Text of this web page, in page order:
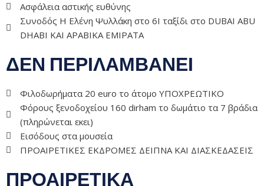
Ασφάλεια αστικής ευθύνης
Συνοδός Η Ελένη Ψυλλάκη στο 6I ταξίδι στο DUBAI ABU
DHAΒΙ ΚΑΙ ΑΡΑΒΙΚΑ ΕΜΙΡΑΤΑ
ΔΕΝ ΠΕΡΙΛΑΜΒΑΝΕΙ
Φιλοδωρήματα 20 euro το άτομο ΥΠΟΧΡΕΩΤΙΚΟ
Φόρους ξενοδοχείου 160 dirham το δωμάτιο τα 7 βράδια
(πληρώνεται εκει)
Εισόδους στα μουσεία
ΠΡΟΑΙΡΕΤΙΚΕΣ ΕΚΔΡΟΜΕΣ ΔΕΙΠΝΑ ΚΑΙ ΔΙΑΣΚΕΔΑΣΕΙΣ
ΠΡΟΑΙΡΕΤΙΚΑ